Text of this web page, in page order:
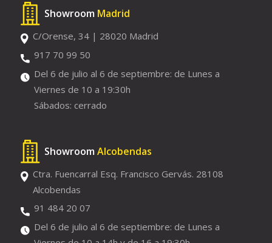
Showroom Madrid
C/Orense, 34 | 28020 Madrid
917 70 99 50
Del 6 de julio al 6 de septiembre: de Lunes a
Viernes de 10 a 19:30h
Sábados: cerrado
Showroom Alcobendas
Ctra. Fuencarral Esq. Francisco Gervás. 28108
Alcobendas
91 484 20 07
Del 6 de julio al 6 de septiembre: de Lunes a